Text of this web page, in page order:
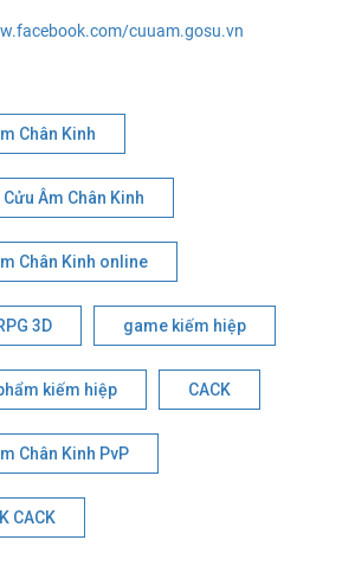
cuuam.gosu.vn
Chân Kinh
Âm Chân Kinh
Chân Kinh online
3D game kiếm hiệp
kiếm hiệp CACK
Chân Kinh PvP
CACK